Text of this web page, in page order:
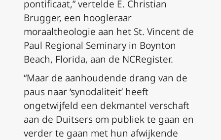
pontificaat,” vertelde E. Christian
Brugger, een hoogleraar
moraaltheologie aan het St. Vincent de
Paul Regional Seminary in Boynton
Beach, Florida, aan de NCRegister.
“Maar de aanhoudende drang van de
paus naar ‘synodaliteit’ heeft
ongetwijfeld een dekmantel verschaft
aan de Duitsers om publiek te gaan en
verder te gaan met hun afwijkende